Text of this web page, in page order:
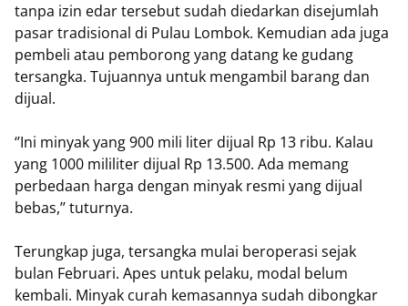
tanpa izin edar tersebut sudah diedarkan disejumlah
pasar tradisional di Pulau Lombok. Kemudian ada juga
pembeli atau pemborong yang datang ke gudang
tersangka. Tujuannya untuk mengambil barang dan
dijual.
‘’Ini minyak yang 900 mili liter dijual Rp 13 ribu. Kalau
yang 1000 mililiter dijual Rp 13.500. Ada memang
perbedaan harga dengan minyak resmi yang dijual
bebas,’’ tuturnya.
Terungkap juga, tersangka mulai beroperasi sejak
bulan Februari. Apes untuk pelaku, modal belum
kembali. Minyak curah kemasannya sudah dibongkar